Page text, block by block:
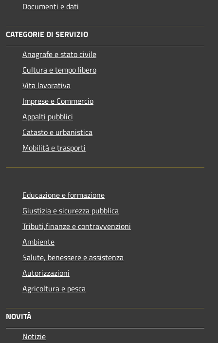
Documenti e dati
CATEGORIE DI SERVIZIO
Anagrafe e stato civile
Cultura e tempo libero
Vita lavorativa
Imprese e Commercio
Appalti pubblici
Catasto e urbanistica
Mobilità e trasporti
Educazione e formazione
Giustizia e sicurezza pubblica
Tributi,finanze e contravvenzioni
Ambiente
Salute, benessere e assistenza
Autorizzazioni
Agricoltura e pesca
NOVITÀ
Notizie